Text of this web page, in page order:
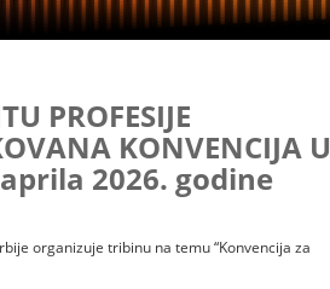
PROFESIJE
KONVENCIJA U
2026. godine
organizuje tribinu na temu “Konvencija za